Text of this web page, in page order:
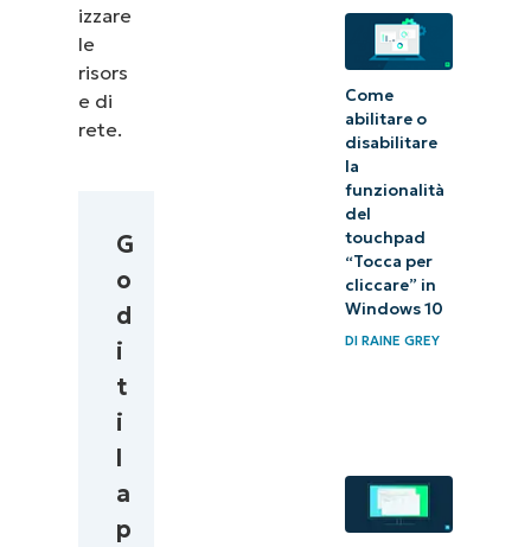
izzare
le
risors
e di
rete.
G
o
d
i
t
i
l
a
p
Come
abilitare o
disabilitare
la
funzionalità
del
touchpad
“Tocca per
cliccare” in
Windows 10
DIRAINE GREY